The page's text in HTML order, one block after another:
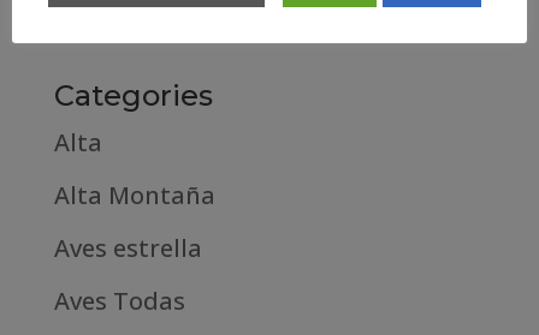
Categories
Alta
Alta Montaña
Aves estrella
Aves Todas